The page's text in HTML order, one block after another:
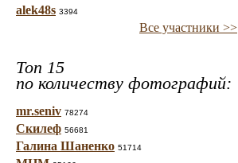
alek48s 3394
Все участники >>
Топ 15
по количеству фотографий:
mr.seniv 78274
Скилеф 56681
Галина Шаненко 51714